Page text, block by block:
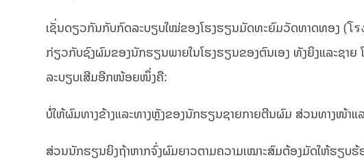
ເຊັ່ນດຽວກັນກັບກົດລະບຽບໃໝ່ຂອງໂຮງຮຽນມັດທະຍົມວັດທາດທອງ (โ
ກ່ຽວກັບຊົງຜົມຂອງນັກຮຽນພາຍໃນໂຮງຮຽນຂອງຕົນເອງ ທັງຍິງແລະຊາຍ
ລະບຽບເສີມອີກໜ້ອຍໜຶ່ງຄື:
ບໍ່ໃຫ້ຜົມທາງຂ້າງແລະທາງຫຼັງຂອງນັກຮຽນຊາຍກາຍຕີນຜົມ ສ່ວນທາງໜ້າແລ
ສ່ວນນັກຮຽນຍິງຖ້າຫາກຈົ່ງຜົມຍາວຕາມຄວາມເໝາະສົມຕ້ອງມັດໃຫ້ຮຽບຮ້